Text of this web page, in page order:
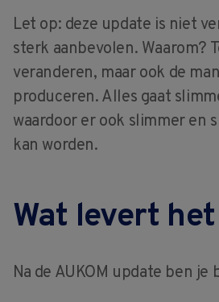
Let op: deze update is niet
sterk aanbevolen. Waarom?
veranderen, maar ook de
produceren. Alles gaat
waardoor er ook slimmer en
kan worden.
Wat levert
Na de AUKOM update ben je